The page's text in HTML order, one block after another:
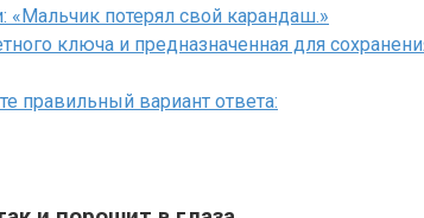
потерял свой карандаш.»
ключа и предназначенная для
правильный вариант ответа: